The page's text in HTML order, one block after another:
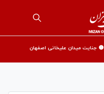
🟡 جنایت میدان علیخانی اصفهان